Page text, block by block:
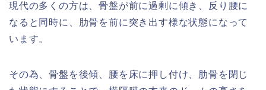
現代の多くの方は、骨盤が前に過剰に傾き、反り腰に
なると同時に、肋骨を前に突き出す様な状態になって
います。
その為、骨盤を後傾、腰を床に押し付け、肋骨を閉じ